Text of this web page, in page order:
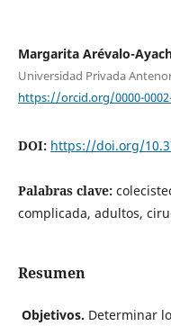
Margarita Arévalo-
Universidad Privada
https://orcid.org/0000-
DOI: https://doi.org/
Palabras clave:
complicada, adultos,
Resumen
Objetivos. Determinar